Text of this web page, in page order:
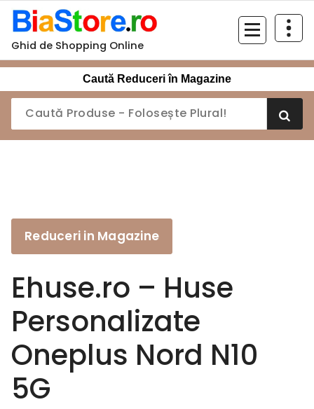
Sari
conținut
Ghid de Shopping Online
Caută Reduceri în Magazine
Reduceri in Magazine
Ehuse.ro – Huse
Personalizate
Oneplus Nord N10
5G